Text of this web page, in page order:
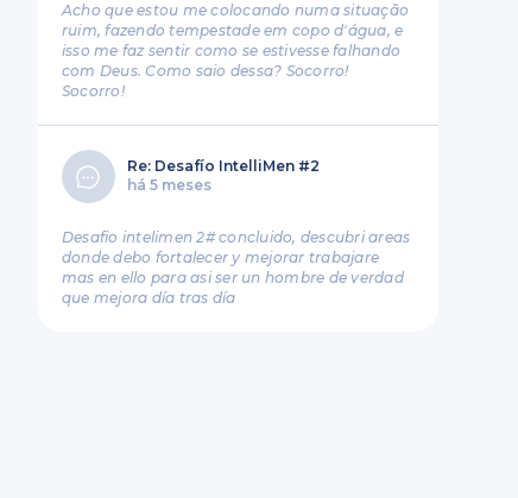
Acho que estou me colocando numa situação
ruim, fazendo tempestade em copo d'água, e
isso me faz sentir como se estivesse falhando
com Deus. Como saio dessa? Socorro!
Socorro!
Re: Desafío IntelliMen #2
há 5 meses
Desafio intelimen 2# concluido, descubri areas
donde debo fortalecer y mejorar trabajare
mas en ello para asi ser un hombre de verdad
que mejora día tras día